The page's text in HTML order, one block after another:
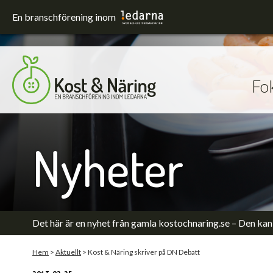
En branschförening inom
Fokusområden
Förskola och skola
Hållbarhet
Sjukhus
Upphandling
Äldreomsorg
Nyheter
Det här är en nyhet från gamla kostochnaring.se – Den
Hem > Aktuellt > Kost & Näring skriver på DN Debatt